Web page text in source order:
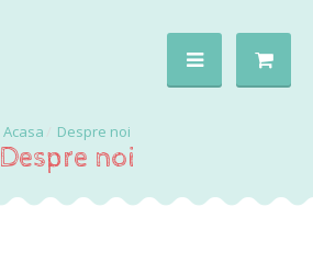
Despre noi
Despre noi